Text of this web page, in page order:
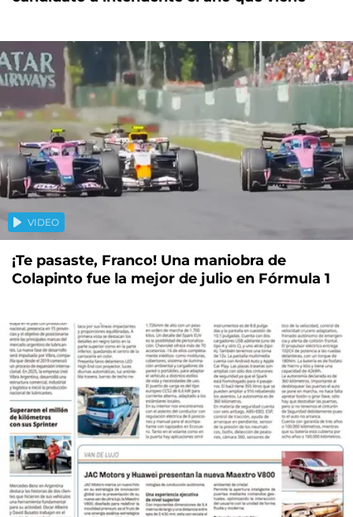
VIDEO
¡Te pasaste, Franco! Una maniobra de
Colapinto fue la mejor de julio en Fórmula 1